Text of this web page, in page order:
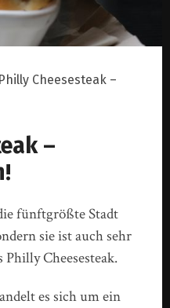
Philly Cheesesteak –
–
fünftgrößte Stadt
sie ist auch sehr
Cheesesteak.
es sich um ein